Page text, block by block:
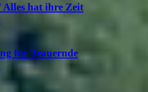
Alles hat ihre Zeit
für Trauernde